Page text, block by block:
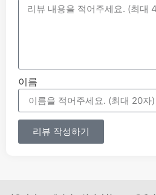
이름
리뷰 작성하기